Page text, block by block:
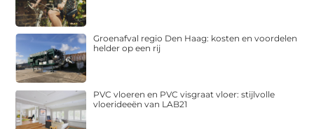
Groenafval regio Den Haag: kosten en voordelen
helder op een rij
PVC vloeren en PVC visgraat vloer: stijlvolle
vloerideeën van LAB21